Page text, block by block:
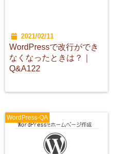
2021/02/11
WordPressで改行ができ
なくなったときは？｜
Q&A122
WordPress-QA